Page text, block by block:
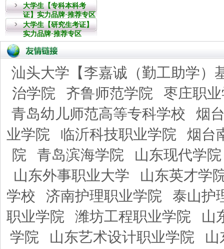
大学生【专科本科考
证】实力品牌·推荐专区
大学生【研究生考证】
实力品牌·推荐专区
汕头大学【李嘉诚（勤工助学）
治学院
齐鲁师范学院
枣庄职
青岛幼儿师范高等专科学校
烟
业学院
临沂科技职业学院
烟台
院
青岛滨海学院
山东现代学院
山东外事职业大学
山东英才学
学校
济南护理职业学院
泰山护
职业学院
潍坊工程职业学院
山
学院
山东艺术设计职业学院
山